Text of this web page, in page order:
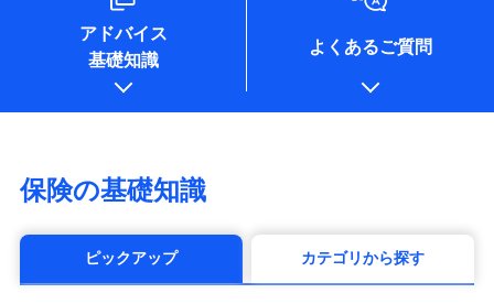
アドバイス
基礎知識
よくあるご質問
保険の基礎知識
ピックアップ カテゴリから探す